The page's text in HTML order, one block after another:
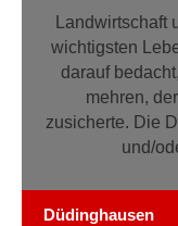
wichtigsten
darauf
mehren,
zusicherte. Die
und/
Düdinghausen